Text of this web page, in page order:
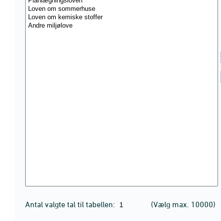
Antal valgte tal til tabellen: (Vælg max. 10000)